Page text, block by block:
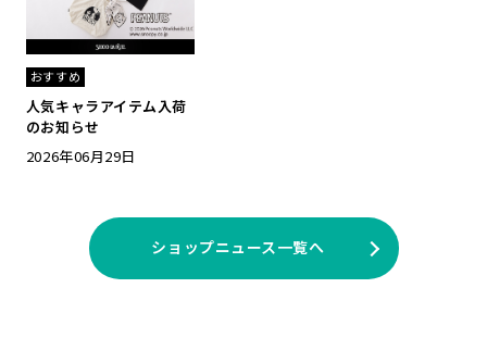
おすすめ
人気キャラアイテム入荷
のお知らせ
2026年06月29日
ショップニュース一覧へ